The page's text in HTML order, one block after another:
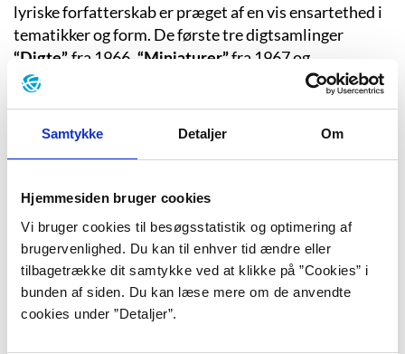
Samtykke Detaljer Om
Hjemmesiden bruger cookies
Vi bruger cookies til besøgsstatistik og optimering af
brugervenlighed. Du kan til enhver tid ændre eller
tilbagetrække dit samtykke ved at klikke på ”Cookies” i
bunden af siden. Du kan læse mere om de anvendte
cookies under ”Detaljer”.
lyriske forfatterskab er præget af en vis ensartethed i
tematikker og form. De første tre digtsamlinger
“Digte” fra 1966, “Miniaturer”fra 1967 og
“Syvsoverne”
fra 1969 er generelt mindre prosaiske
og bruger mere billedsprog, især metaforer, end de
senere digtsamlinger. Et eksempel er digtet
ruster vognen fast / i fremogtilbageskygger /
vinduesviskerne størkner / i fordrejede facader
/ afskallede ansigtshuder / lever deres eget liv / hos os
/ i den fjerne provins” (s. 15).